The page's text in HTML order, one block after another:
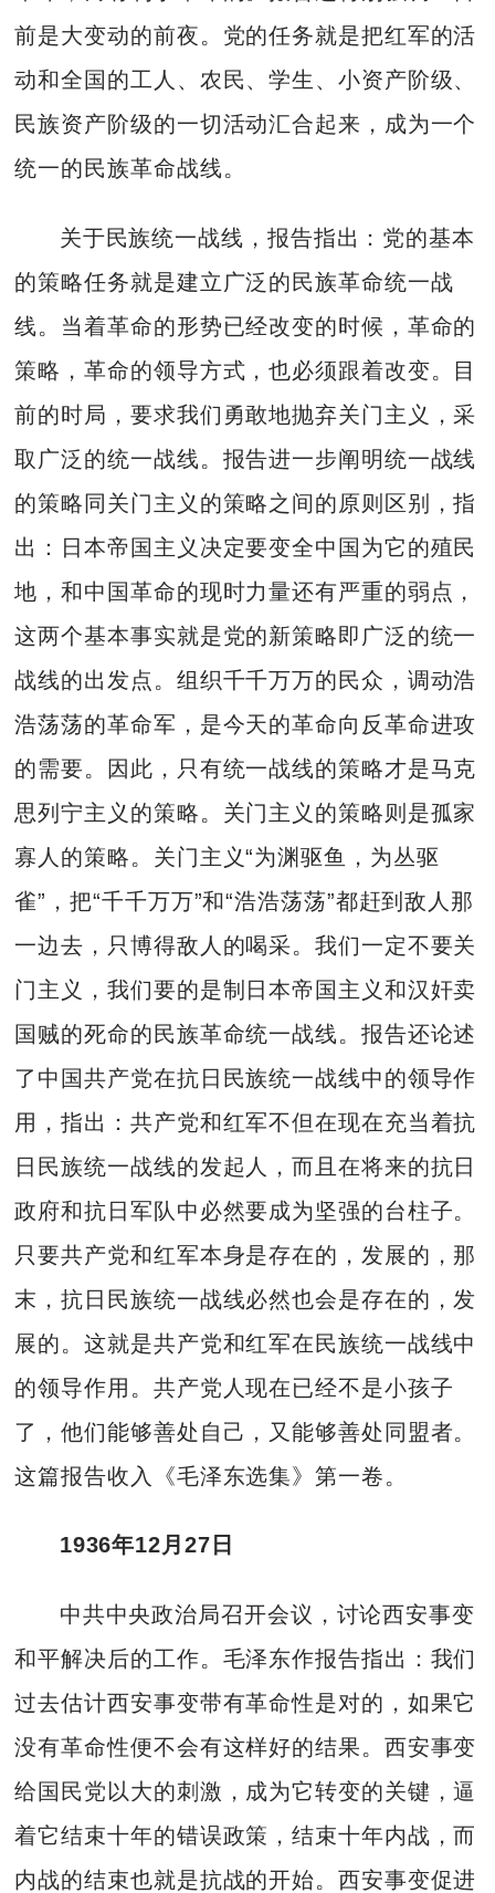
前是大变动的前夜。党的任务就是把红军的活
动和全国的工人、农民、学生、小资产阶级、
民族资产阶级的一切活动汇合起来，成为一个
统一的民族革命战线。
关于民族统一战线，报告指出：党的基本
的策略任务就是建立广泛的民族革命统一战
线。当着革命的形势已经改变的时候，革命的
策略，革命的领导方式，也必须跟着改变。目
前的时局，要求我们勇敢地抛弃关门主义，采
取广泛的统一战线。报告进一步阐明统一战线
的策略同关门主义的策略之间的原则区别，指
出：日本帝国主义决定要变全中国为它的殖民
地，和中国革命的现时力量还有严重的弱点，
这两个基本事实就是党的新策略即广泛的统一
战线的出发点。组织千千万万的民众，调动浩
浩荡荡的革命军，是今天的革命向反革命进攻
的需要。因此，只有统一战线的策略才是马克
思列宁主义的策略。关门主义的策略则是孤家
寡人的策略。关门主义“为渊驱鱼，为丛驱
雀”，把“千千万万”和“浩浩荡荡”都赶到敌人那
一边去，只博得敌人的喝采。我们一定不要关
门主义，我们要的是制日本帝国主义和汉奸卖
国贼的死命的民族革命统一战线。报告还论述
了中国共产党在抗日民族统一战线中的领导作
用，指出：共产党和红军不但在现在充当着抗
日民族统一战线的发起人，而且在将来的抗日
政府和抗日军队中必然要成为坚强的台柱子。
只要共产党和红军本身是存在的，发展的，那
末，抗日民族统一战线必然也会是存在的，发
展的。这就是共产党和红军在民族统一战线中
的领导作用。共产党人现在已经不是小孩子
了，他们能够善处自己，又能够善处同盟者。
这篇报告收入《毛泽东选集》第一卷。
1936年12月27日
中共中央政治局召开会议，讨论西安事变
和平解决后的工作。毛泽东作报告指出：我们
过去估计西安事变带有革命性是对的，如果它
没有革命性便不会有这样好的结果。西安事变
给国民党以大的刺激，成为它转变的关键，逼
着它结束十年的错误政策，结束十年内战，而
内战的结束也就是抗战的开始。西安事变促进